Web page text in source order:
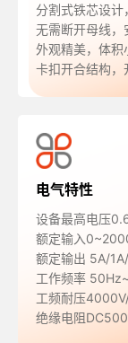
分割式铁芯设
无需断开母线，
外观精美，体积
卡扣开合结构，
电气特性
设备最高电压
额定输入
额定输出 5A/
工作频率
工频耐压
绝缘电阻